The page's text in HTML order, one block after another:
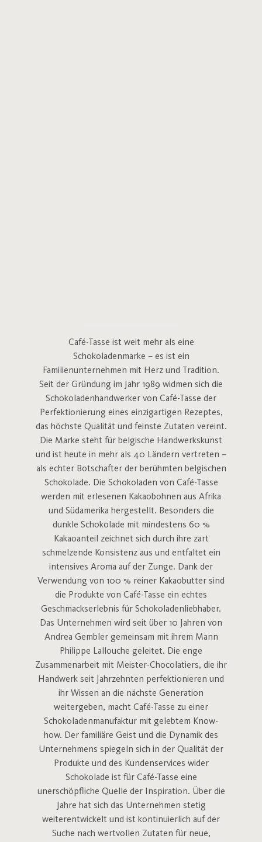
Café-Tasse ist weit mehr als eine
Schokoladenmarke – es ist ein
Familienunternehmen mit Herz und Tradition.
Seit der Gründung im Jahr 1989 widmen sich die
Schokoladenhandwerker von Café-Tasse der
Perfektionierung eines einzigartigen Rezeptes,
das höchste Qualität und feinste Zutaten vereint.
Die Marke steht für belgische Handwerkskunst
und ist heute in mehr als 40 Ländern vertreten –
als echter Botschafter der berühmten belgischen
Schokolade. Die Schokoladen von Café-Tasse
werden mit erlesenen Kakaobohnen aus Afrika
und Südamerika hergestellt. Besonders die
dunkle Schokolade mit mindestens 60 %
Kakaoanteil zeichnet sich durch ihre zart
schmelzende Konsistenz aus und entfaltet ein
intensives Aroma auf der Zunge. Dank der
Verwendung von 100 % reiner Kakaobutter sind
die Produkte von Café-Tasse ein echtes
Geschmackserlebnis für Schokoladenliebhaber.
Das Unternehmen wird seit über 10 Jahren von
Andrea Gembler gemeinsam mit ihrem Mann
Philippe Lallouche geleitet. Die enge
Zusammenarbeit mit Meister-Chocolatiers, die ihr
Handwerk seit Jahrzehnten perfektionieren und
ihr Wissen an die nächste Generation
weitergeben, macht Café-Tasse zu einer
Schokoladenmanufaktur mit gelebtem Know-
how. Der familiäre Geist und die Dynamik des
Unternehmens spiegeln sich in der Qualität der
Produkte und des Kundenservices wider
Schokolade ist für Café-Tasse eine
unerschöpfliche Quelle der Inspiration. Über die
Jahre hat sich das Unternehmen stetig
weiterentwickelt und ist kontinuierlich auf der
Suche nach wertvollen Zutaten für neue,